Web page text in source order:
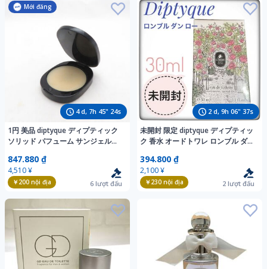
4d, 7h 45" 22s
Mới đăng
1円 美品 diptyque ディプティック
ソリッド パフューム サンジェルマ
847.880 ₫
4,510 ¥
￥200nội địa 6 lượt đấu
2 d, 9h 06" 35s
未開封 限定 diptyque ディプティッ
ク 香水 オードトワレ ロンブル ダン
EDT LIMITED EDITION レア 廃盤
394.800 ₫
2,100 ¥
￥230nội địa 2 lượt đấu